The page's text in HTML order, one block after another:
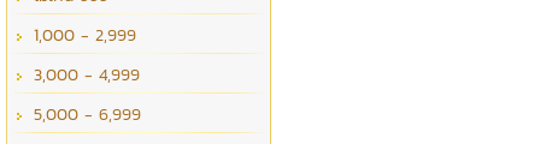
1,000 - 2,999
3,000 - 4,999
5,000 - 6,999